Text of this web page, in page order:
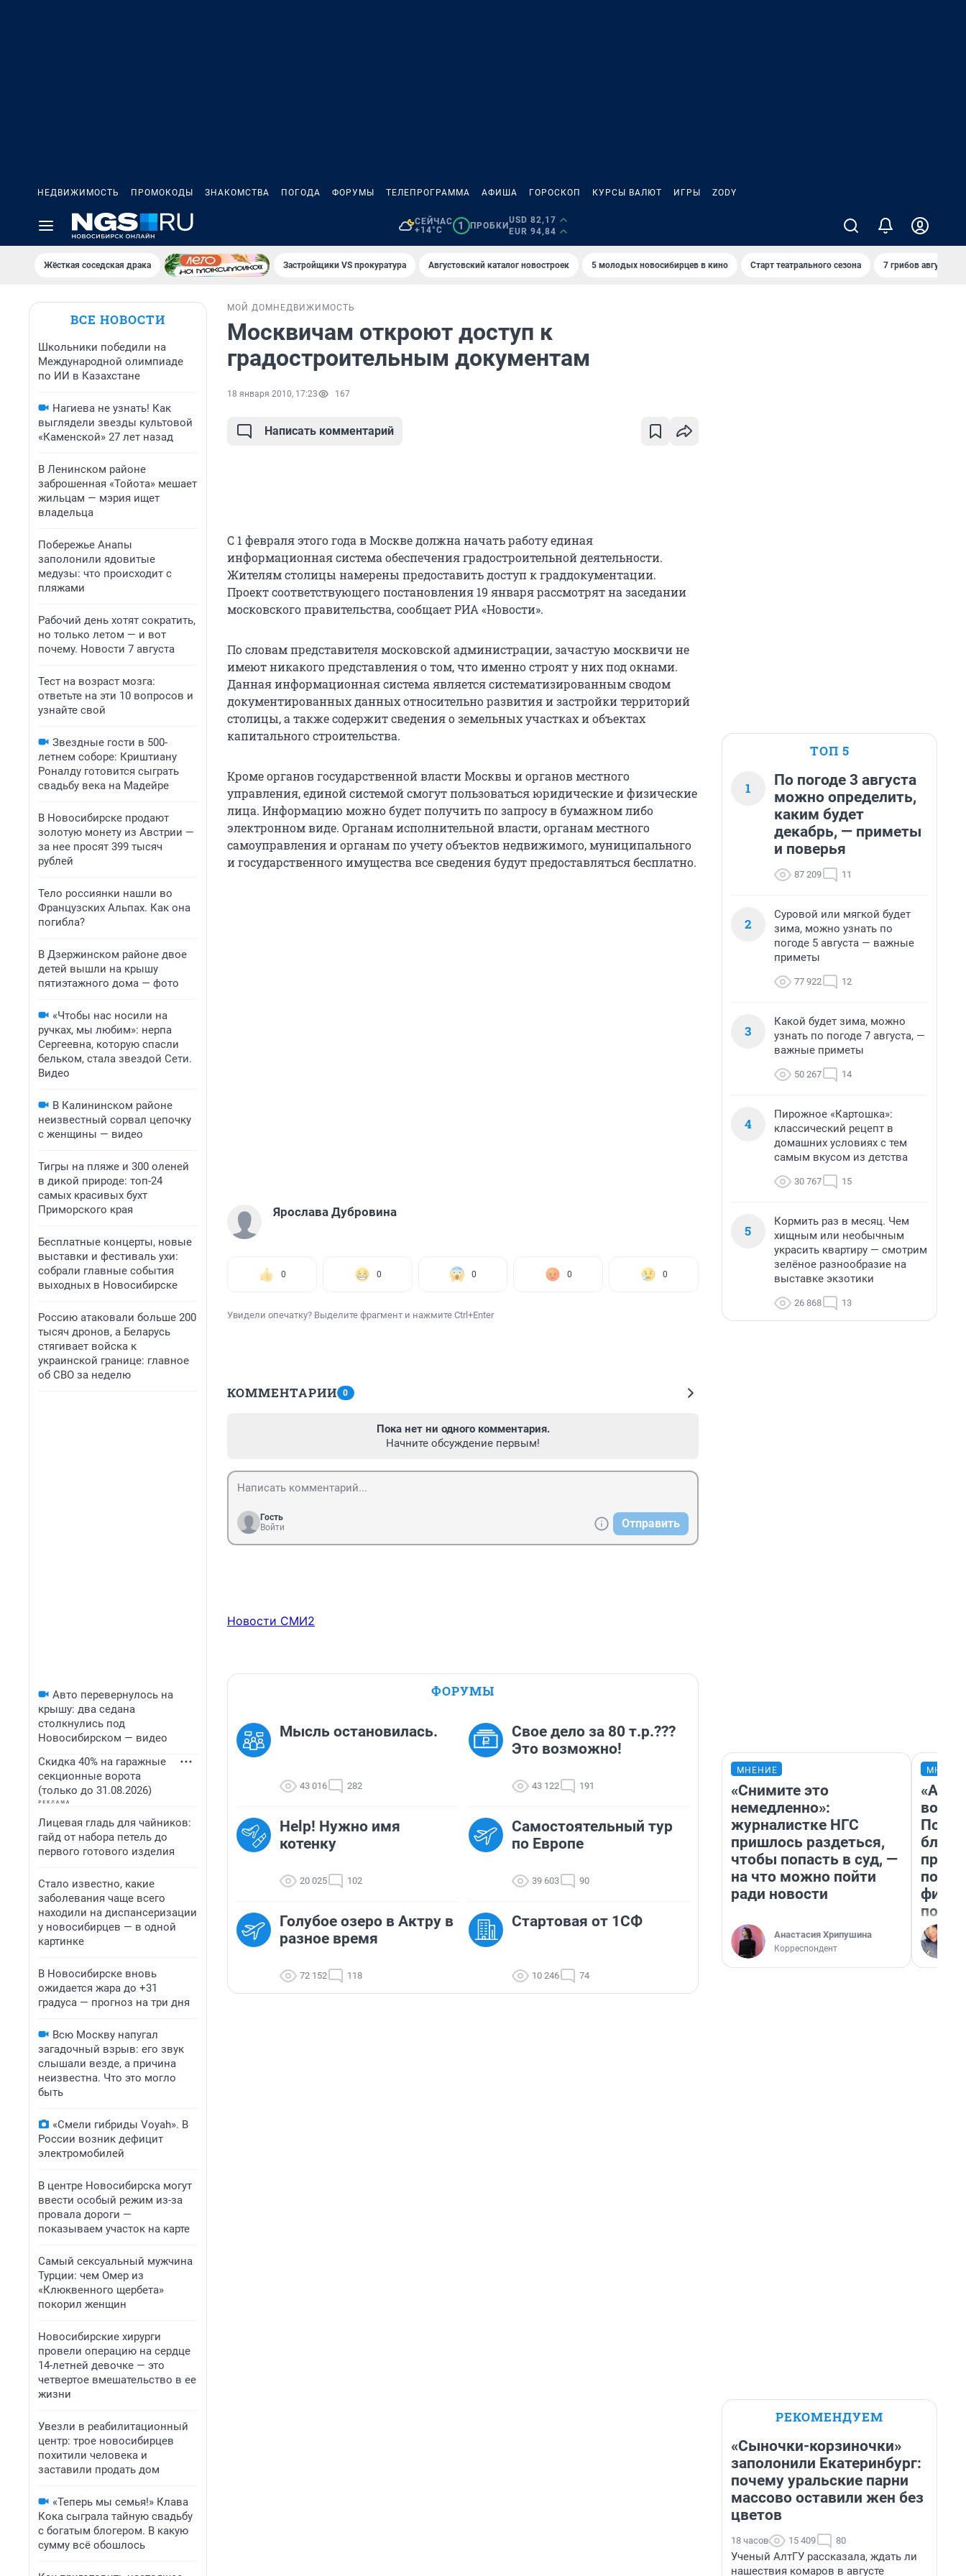
НЕДВИЖИМОСТЬ ПРОМОКОДЫ ЗНАКОМСТВА ПОГОДА ФОРУМЫ ТЕЛЕПРОГРАММА АФИША ГОРОСКОП КУРСЫ ВАЛЮТ ИГРЫ ZODY
СЕЙЧАС
+14°C
1 ПРОБКИ
USD 82,17
EUR 94,84
Жёсткая соседская драка Застройщики VS прокуратура Августовский каталог новостроек 5 молодых новосибирцев в кино Старт театрального сезона 7 грибов августа
ВСЕ НОВОСТИ
Школьники победили на
Международной олимпиаде
по ИИ в Казахстане
Нагиева не узнать! Как
выглядели звезды культовой
«Каменской» 27 лет назад
В Ленинском районе
заброшенная «Тойота» мешает
жильцам — мэрия ищет
владельца
Побережье Анапы
заполонили ядовитые
медузы: что происходит с
пляжами
Рабочий день хотят сократить,
но только летом — и вот
почему. Новости 7 августа
Тест на возраст мозга:
ответьте на эти 10 вопросов и
узнайте свой
Звездные гости в 500-
летнем соборе: Криштиану
Роналду готовится сыграть
свадьбу века на Мадейре
В Новосибирске продают
золотую монету из Австрии —
за нее просят 399 тысяч
рублей
Тело россиянки нашли во
Французских Альпах. Как она
погибла?
В Дзержинском районе двое
детей вышли на крышу
пятиэтажного дома — фото
«Чтобы нас носили на
ручках, мы любим»: нерпа
Сергеевна, которую спасли
бельком, стала звездой Сети.
Видео
В Калининском районе
неизвестный сорвал цепочку
с женщины — видео
Тигры на пляже и 300 оленей
в дикой природе: топ-24
самых красивых бухт
Приморского края
Бесплатные концерты, новые
выставки и фестиваль ухи:
собрали главные события
выходных в Новосибирске
Россию атаковали больше 200
тысяч дронов, а Беларусь
стягивает войска к
украинской границе: главное
об СВО за неделю
Авто перевернулось на
крышу: два седана
столкнулись под
Новосибирском — видео
Скидка 40% на гаражные
секционные ворота
(только до 31.08.2026)
Лицевая гладь для чайников:
гайд от набора петель до
первого готового изделия
Стало известно, какие
заболевания чаще всего
находили на диспансеризации
у новосибирцев — в одной
картинке
В Новосибирске вновь
ожидается жара до +31
градуса — прогноз на три дня
Всю Москву напугал
загадочный взрыв: его звук
слышали везде, а причина
неизвестна. Что это могло
быть
«Смели гибриды Voyah». В
России возник дефицит
электромобилей
В центре Новосибирска могут
ввести особый режим из-за
провала дороги —
показываем участок на карте
Самый сексуальный мужчина
Турции: чем Омер из
«Клюквенного щербета»
покорил женщин
Новосибирские хирурги
провели операцию на сердце
14-летней девочке — это
четвертое вмешательство в ее
жизни
Увезли в реабилитационный
центр: трое новосибирцев
похитили человека и
заставили продать дом
«Теперь мы семья!» Клава
Кока сыграла тайную свадьбу
с богатым блогером. В какую
сумму всё обошлось
МОЙ ДОМ НЕДВИЖИМОСТЬ
Москвичам откроют доступ к
градостроительным документам
18 января 2010, 17:23 167
Написать комментарий
С 1 февраля этого года в Москве должна начать работу единая
информационная система обеспечения градостроительной деятельности.
Жителям столицы намерены предоставить доступ к граддокументации.
Проект соответствующего постановления 19 января рассмотрят на заседании
московского правительства, сообщает РИА «Новости».
По словам представителя московской администрации, зачастую москвичи не
имеют никакого представления о том, что именно строят у них под окнами.
Данная информационная система является систематизированным сводом
документированных данных относительно развития и застройки территорий
столицы, а также содержит сведения о земельных участках и объектах
капитального строительства.
Кроме органов государственной власти Москвы и органов местного
управления, единой системой смогут пользоваться юридические и физические
лица. Информацию можно будет получить по запросу в бумажном либо
электронном виде. Органам исполнительной власти, органам местного
самоуправления и органам по учету объектов недвижимого, муниципального
и государственного имущества все сведения будут предоставляться бесплатно.
Ярослава Дубровина
0 0 0 0 0
Увидели опечатку? Выделите фрагмент и нажмите Ctrl+Enter
КОММЕНТАРИИ 0
Пока нет ни одного комментария.
Начните обсуждение первым!
Гость
Войти
Отправить
Новости СМИ2
ФОРУМЫ
Мысль остановилась.
43 016 282
Свое дело за 80 т.р.???
Это возможно!
43 122 191
Help! Нужно имя
котенку
20 025 102
Самостоятельный тур
по Европе
39 603 90
Голубое озеро в Актру в
разное время
72 152 118
Стартовая от 1СФ
10 246 74
ТОП 5
1
По погоде 3 августа
можно определить,
каким будет
декабрь, — приметы
и поверья
87 209 11
2
Суровой или мягкой будет
зима, можно узнать по
погоде 5 августа — важные
приметы
77 922 12
3
Какой будет зима, можно
узнать по погоде 7 августа, —
важные приметы
50 267 14
4
Пирожное «Картошка»:
классический рецепт в
домашних условиях с тем
самым вкусом из детства
30 767 15
5
Кормить раз в месяц. Чем
хищным или необычным
украсить квартиру — смотрим
зелёное разнообразие на
выставке экзотики
26 868 13
МНЕНИЕ
«Снимите это
немедленно»:
журналистке НГС
пришлось раздеться,
чтобы попасть в суд, —
на что можно пойти
ради новости
Анастасия Хрипушина
Корреспондент
вот
РЕКОМЕНДУЕМ
«Сыночки-корзиночки»
заполонили Екатеринбург:
почему уральские парни
массово оставили жен без
цветов
18 часов 15 409 80
Ученый АлтГУ рассказала, ждать ли
нашествия комаров в августе